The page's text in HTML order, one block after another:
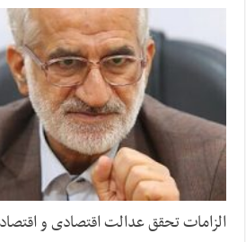
الزامات تحقق عدالت اقتصادی و